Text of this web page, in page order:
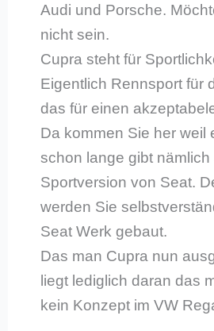
Audi und Porsche.
nicht sein.
Cupra steht für
Eigentlich Rennsport für
das für einen
Da kommen Sie her weil
schon lange gibt nämlich
Sportversion von Seat.
werden Sie
Seat Werk gebaut.
Das man Cupra nun
liegt lediglich daran das
kein Konzept im VW